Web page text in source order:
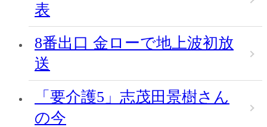
表
8番出口 金ローで地上波初放
送
「要介護5」志茂田景樹さん
の今